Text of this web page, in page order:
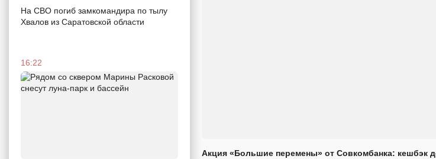
На СВО погиб замкомандира по тылу
Хвалов из Саратовской области
16:22
Акция «Большие перемены» от Совкомбанка: кешбэк